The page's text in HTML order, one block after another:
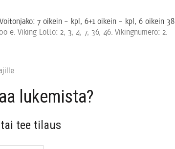
7 oikein – kpl, 6+1 oikein – kpl, 6 oikein 38
e. Viking Lot­to: 2, 3, 4, 7, 36, 46. Viking­nu­me­ro: 2.
lukemista?
tee tilaus